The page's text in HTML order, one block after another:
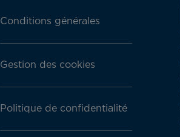
Conditions générales
Gestion des cookies
Politique de confidentialité